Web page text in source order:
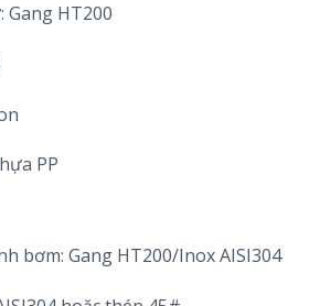
Gang HT200
PP
bơm: Gang HT200/Inox AISI304